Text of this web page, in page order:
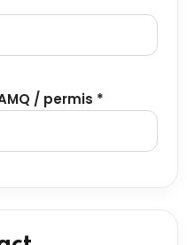
/ permis *